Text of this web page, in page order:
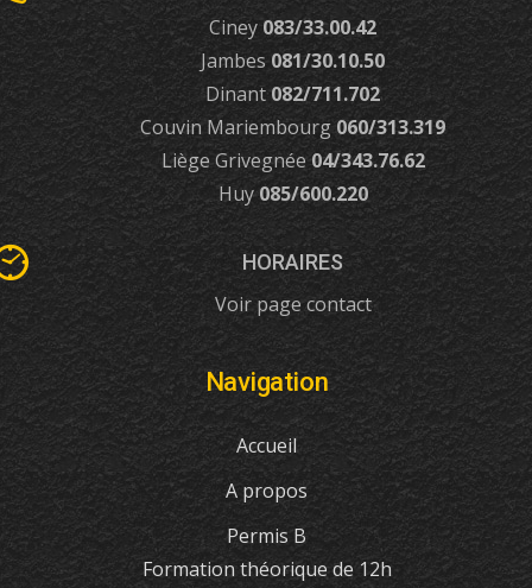
Ciney 083/33.00.42
Jambes081/30.10.50
Dinant082/711.702
Couvin Mariembourg 060/313.319
Liège Grivegnée04/343.76.62
Huy085/600.220
HORAIRES
Voir page contact
Navigation
Accueil
A propos
Permis B
Formation théorique de 12h